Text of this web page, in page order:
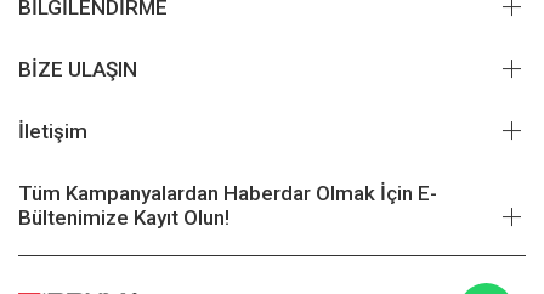
BİLGİLENDİRME
BİZE ULAŞIN
İletişim
Tüm Kampanyalardan Haberdar Olmak İçin E-
Bültenimize Kayıt Olun!